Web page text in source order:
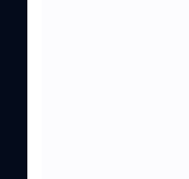
ชิป Apple
คะแนนสูงสุ
MacBook Pro
ทดสอบประสิทธิ